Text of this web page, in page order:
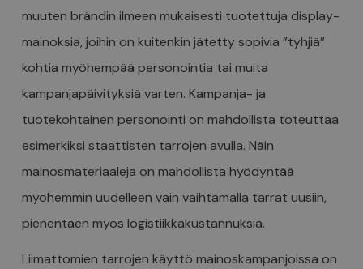
muuten brändin ilmeen mukaisesti tuotettuja display-
mainoksia, joihin on kuitenkin jätetty sopivia ”tyhjiä”
kohtia myöhempää personointia tai muita
kampanjapäivityksiä varten. Kampanja- ja
tuotekohtainen personointi on mahdollista toteuttaa
esimerkiksi staattisten tarrojen avulla. Näin
mainosmateriaaleja on mahdollista hyödyntää
myöhemmin uudelleen vain vaihtamalla tarrat uusiin,
pienentäen myös logistiikkakustannuksia.
Liimattomien tarrojen käyttö mainoskampanjoissa on